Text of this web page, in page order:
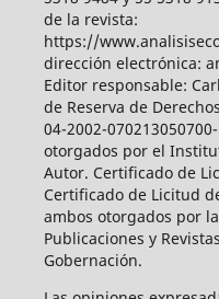
de la revista:
https://
dirección electrónica:
Editor responsable:
de Reserva de
04-2002-
otorgados por el
Autor. Certificado de
Certificado de Licitud
ambos otorgados por
Publicaciones y
Gobernación.